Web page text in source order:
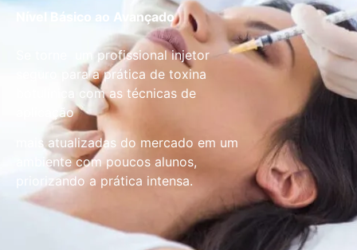
Nível Básico ao Avançado
Se torne um profissional injetor
seguro para a prática de toxina
botulínica com as técnicas de
aplicação
mais atualizadas do mercado em um
ambiente com poucos alunos,
priorizando a prática intensa.